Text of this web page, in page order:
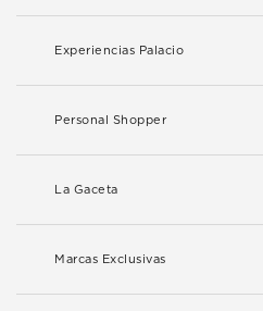
Experiencias Palacio
Personal Shopper
La Gaceta
Marcas Exclusivas